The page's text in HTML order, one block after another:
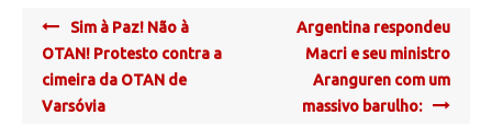
Post
navigation
Sim à Paz! Não à
OTAN! Protesto contra a
cimeira da OTAN de
Varsóvia
Argentina respondeu
Macri e seu ministro
Aranguren com um
massivo barulho: